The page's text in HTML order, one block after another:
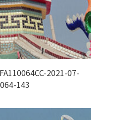
2021-07-
143